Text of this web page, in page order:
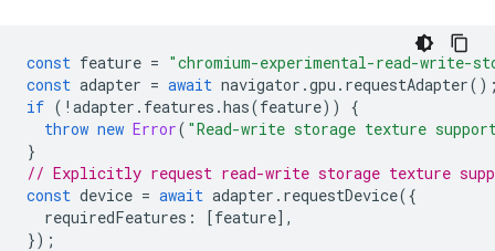
const feature = "chromium-experimental-read-write-
const adapter = await navigator .gpu . requestAdapter
if ( ! adapter . features .has(feature))
{
throw new Error( "Read-write storage texture
}
// Explicitly request read-write storage texture
const device = await adapter . requestDevice({
requiredFeatures : [feature],
});